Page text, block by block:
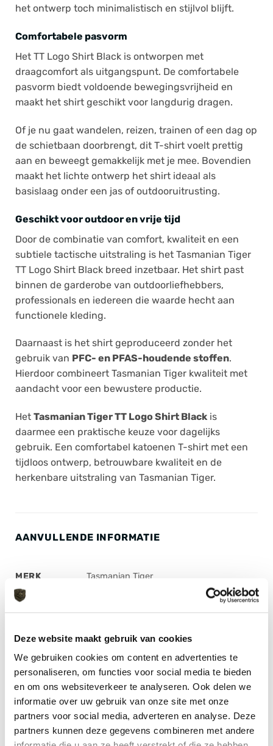
Deze website maakt gebruik van cookies
We gebruiken cookies om content en advertenties te
personaliseren, om functies voor social media te bieden
en om ons websiteverkeer te analyseren. Ook delen we
informatie over uw gebruik van onze site met onze
partners voor social media, adverteren en analyse. Deze
partners kunnen deze gegevens combineren met andere
het ontwerp toch minimalistisch en stijlvol blijft.
Comfortabele pasvorm
Het TT Logo Shirt Black is ontworpen met
draagcomfort als uitgangspunt. De comfortabele
pasvorm biedt voldoende bewegingsvrijheid en
maakt het shirt geschikt voor langdurig dragen.
Of je nu gaat wandelen, reizen, trainen of een dag op
de schietbaan doorbrengt, dit T-shirt voelt prettig
aan en beweegt gemakkelijk met je mee. Bovendien
maakt het lichte ontwerp het shirt ideaal als
basislaag onder een jas of outdooruitrusting.
Geschikt voor outdoor en vrije tijd
Door de combinatie van comfort, kwaliteit en een
subtiele tactische uitstraling is het Tasmanian Tiger
TT Logo Shirt Black breed inzetbaar. Het shirt past
binnen de garderobe van outdoorliefhebbers,
professionals en iedereen die waarde hecht aan
functionele kleding.
Daarnaast is het shirt geproduceerd zonder het
gebruik van PFC- en PFAS-houdende stoffen.
Hierdoor combineert Tasmanian Tiger kwaliteit met
aandacht voor een bewustere productie.
Het Tasmanian Tiger TT Logo Shirt Black is
daarmee een praktische keuze voor dagelijks
gebruik. Een comfortabel katoenen T-shirt met een
tijdloos ontwerp, betrouwbare kwaliteit en de
herkenbare uitstraling van Tasmanian Tiger.
AANVULLENDE INFORMATIE
MERK Tasmanian Tiger
KLEUR
MAAT L, M, S, XL, XXL, XXXL
GERELATEERDE PRODUCTEN